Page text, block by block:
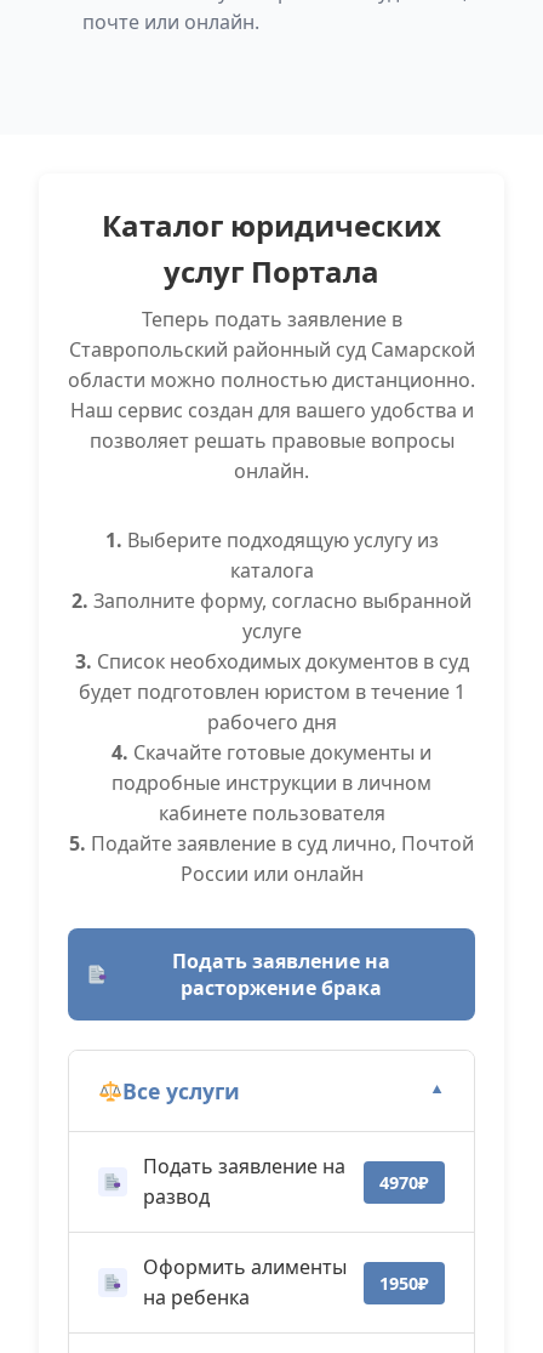
почте или онлайн.
Каталог юридических
услуг Портала
Теперь подать заявление в
Ставропольский районный суд Самарской
области можно полностью дистанционно.
Наш сервис создан для вашего удобства и
позволяет решать правовые вопросы
онлайн.
1. Выберите подходящую услугу из
каталога
2. Заполните форму, согласно выбранной
услуге
3. Список необходимых документов в суд
будет подготовлен юристом в течение 1
рабочего дня
4. Скачайте готовые документы и
подробные инструкции в личном
кабинете пользователя
5. Подайте заявление в суд лично, Почтой
России или онлайн
Подать заявление на
расторжение брака
Все услуги ▼
Подать заявление на
развод
4970₽
Оформить алименты
на ребенка
1950₽